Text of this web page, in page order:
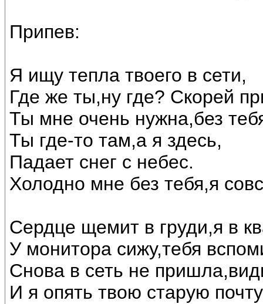
Припев:
Я ищу тепла твоего в сети,
Где же ты,ну где? Скорей
Ты мне очень нужна,без
Ты где-то там,а я здесь,
Падает снег с небес.
Холодно мне без тебя,я
Сердце щемит в груди,я в
У монитора сижу,тебя
Снова в сеть не
И я опять твою старую